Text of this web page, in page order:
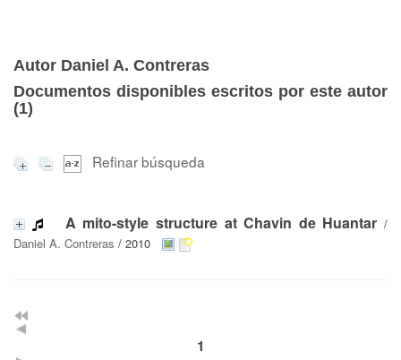
Autor Daniel A. Contreras
Documentos disponibles escritos por este autor
(1)
Refinar búsqueda
A mito-style structure at Chavin de Huantar /
Daniel A. Contreras / 2010
1